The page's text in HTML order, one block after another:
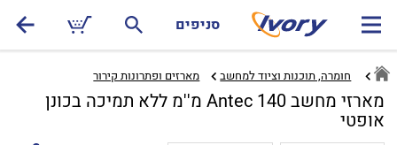
סניפים
חומרה, תוכנות וציוד למחשב מארזים ופתרונות קירור‏
מארזי מחשב Antec 140 מ''מ ללא תמיכה בכונן
אופטי